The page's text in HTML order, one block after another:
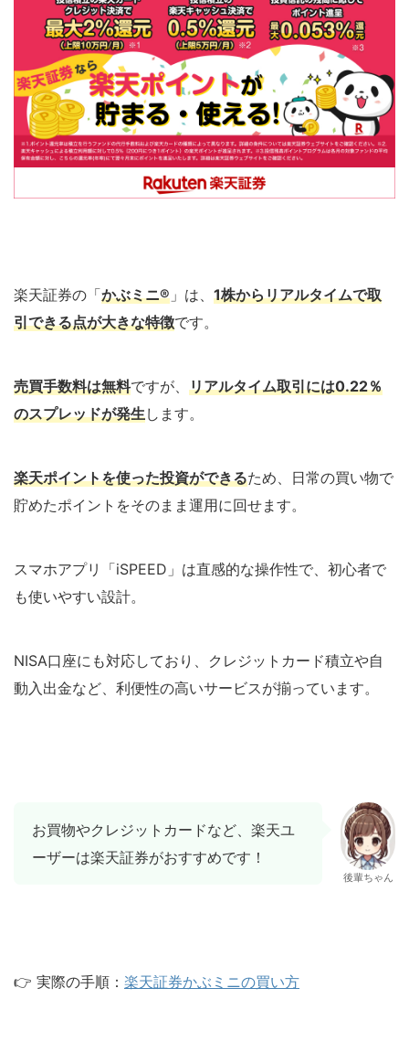
楽天証券の「かぶミニ® 」は、 1株からリアルタイムで取
引できる点が大きな特徴です。
売買手数料は無料ですが、 リアルタイム取引には0.22％
のスプレッドが発生します。
楽天ポイントを使った投資ができるため、日常の買い物で
貯めたポイントをそのまま運用に回せます。
スマホアプリ「iSPEED」は直感的な操作性で、初心者で
も使いやすい設計。
NISA口座にも対応しており、クレジットカード積立や自
動入出金など、利便性の高いサービスが揃っています。
お買物やクレジットカードなど、楽天ユ
ーザーは楽天証券がおすすめです！
後輩ちゃん
👉 実際の手順： 楽天証券かぶミニの買い方